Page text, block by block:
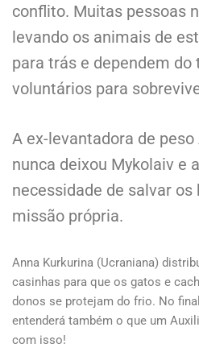
conflito. Muitas pessoas
levando os animais de
para trás e dependem do
voluntários para
A ex-levantadora de
nunca deixou Mykolaiv e
necessidade de salvar
missão própria.
Anna Kurkurina (Ucraniana)
casinhas para que os gatos e
donos se protejam do frio. No
entenderá também o que um
com isso!